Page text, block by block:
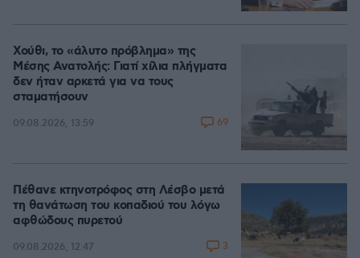
Χούθι, το «άλυτο πρόβλημα» της
Μέσης Ανατολής: Γιατί χίλια πλήγματα
δεν ήταν αρκετά για να τους
σταματήσουν
09.08.2026, 13:59 69
Πέθανε κτηνοτρόφος στη Λέσβο μετά
τη θανάτωση του κοπαδιού του λόγω
αφθώδους πυρετού
09.08.2026, 12:47 3